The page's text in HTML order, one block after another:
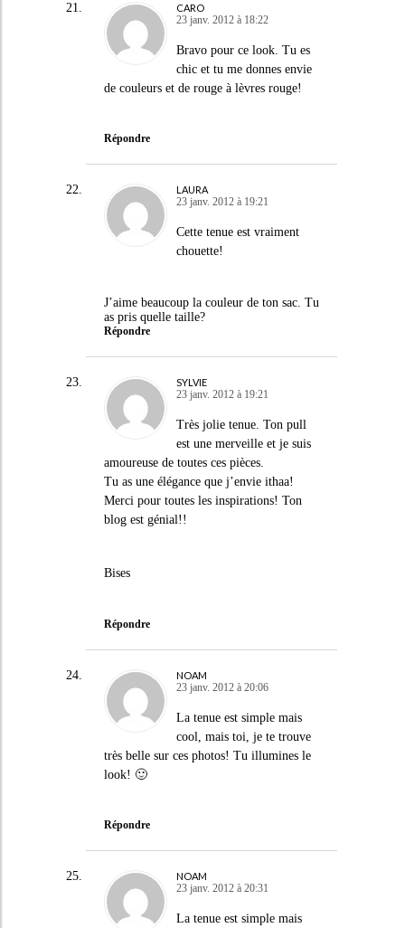
CARO
23 janv. 2012 à 18:22
Bravo pour ce look. Tu es
chic et tu me donnes envie
de couleurs et de rouge à lèvres rouge!
Répondre
LAURA
23 janv. 2012 à 19:21
Cette tenue est vraiment
chouette!
J’aime beaucoup la couleur de ton sac. Tu
as pris quelle taille?
Répondre
SYLVIE
23 janv. 2012 à 19:21
Très jolie tenue. Ton pull
est une merveille et je suis
amoureuse de toutes ces pièces.
Tu as une élégance que j’envie ithaa!
Merci pour toutes les inspirations! Ton
blog est génial!!
Bises
Répondre
NOAM
23 janv. 2012 à 20:06
La tenue est simple mais
cool, mais toi, je te trouve
très belle sur ces photos! Tu illumines le
look! 🙂
Répondre
NOAM
23 janv. 2012 à 20:31
La tenue est simple mais